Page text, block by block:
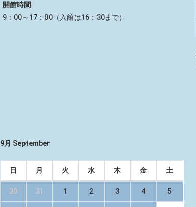
開館時間
9：00～17：00（入館は16：30まで）
9月 September
日 月 火 水 木 金 土
30 31 1 2 3 4 5